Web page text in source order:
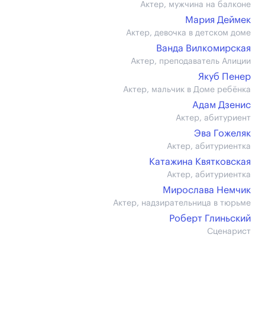
Актер, мужчина на балконе
Мария Деймек
Актер, девочка в детском доме
Ванда Вилкомирская
Актер, преподаватель Алиции
Якуб Пенер
Актер, мальчик в Доме ребёнка
Адам Дзенис
Актер, абитуриент
Эва Гожеляк
Актер, абитуриентка
Катажина Квятковская
Актер, абитуриентка
Мирослава Немчик
Актер, надзирательница в тюрьме
Роберт Глиньский
Сценарист